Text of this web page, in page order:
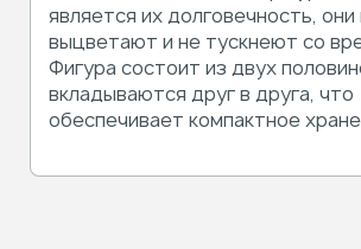
является их долговечность, они
выцветают и не тускнеют со
Фигура состоит из двух
вкладываются друг в друга, что
обеспечивает компактное